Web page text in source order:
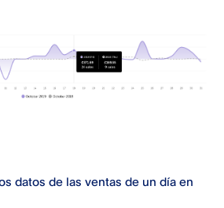
datos de las ventas de un día en